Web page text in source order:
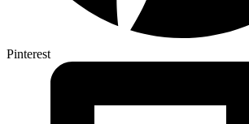
Pinterest